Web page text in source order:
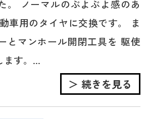
。 ノーマルのぶよぶよ感のあ
車用のタイヤに交換です。 ま
とマンホール開閉工具を 駆使
ます。...
＞ 続きを見る